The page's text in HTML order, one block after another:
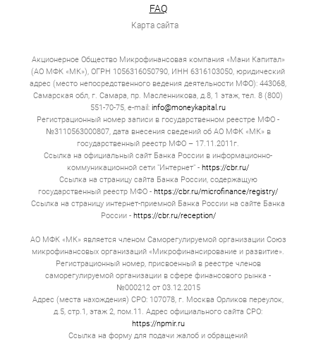
Проверка длится за 15 минут. Выдача полностью всей
денежной суммы происходит мгновенно. Но за эту
скорость всегда есть дополнительная плата.
прежде всего оцените вашу конкретную ситуацию. Если
вам не хватает 10 000 до аванса — оформляйте
микрозайм и отдавайте деньги через 14 д. Если вам
необходимо полмиллиона на модернизацию цеха —
обращайтесь к нам.
Типы онлайн займов в Рязани
Весь рынок онлайн‑займов удобно разделить на три
категории.
Классические микрозаймы
Суммы — от 1 000 до 30 000 рублей. Сроки — от 7
хватает денег на бытовые нужды, студенты,
пенсионеры. МФО, которые предоставляют такие
микрозаймы, зарабатывают на скорости,
доступности.
Суммы — от 10 000 до 100 000 рублей. Срок от 3
мес. до 1 г. Фиксированный график. Ежемесячно
вы вносите одну и ту же сумму денег, и
FAQ
Карта сайта
Акционерное Общество Микрофинансовая компания «Мани Капитал»
(АО МФК «МК»), ОГРН 1056316050790, ИНН 6316103050, юридический
адрес (место непосредственного ведения деятельности МФО): 443068,
Самарская обл, г. Самара, пр. Масленникова, д.8, 1 этаж, тел. 8 (800)
551-70-75, e-mail: info@moneykapital.ru
Регистрационный номер записи в государственном реестре МФО -
№3110563000807, дата внесения сведений об АО МФК «МК» в
государственный реестр МФО – 17.11.2011г.
Ссылка на официальный сайт Банка России в информационно-
коммуникационной сети "Интернет" - https://cbr.ru/
Ссылка на страницу сайта Банка России, содержащую
государственный реестр МФО - https://cbr.ru/microfinance/registry/
Ссылка на страницу интернет-приемной Банка России на сайте Банка
России - https://cbr.ru/reception/
АО МФК «МК» является членом Саморегулируемой организации Союз
микрофинансовых организаций «Микрофинансирование и развитие».
Регистрационный номер, присвоенный в реестре членов
саморегулируемой организации в сфере финансового рынка -
№000212 от 03.12.2015
Адрес (места нахождения) СРО: 107078, г. Москва Орликов переулок,
д.5, стр.1, этаж 2, пом.11. Адрес официального сайта СРО:
https://npmir.ru
Ссылка на форму для подачи жалоб и обращений